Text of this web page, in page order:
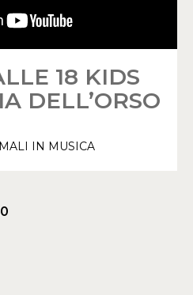
18 KIDS
DELL’ORSO
IN MUSICA